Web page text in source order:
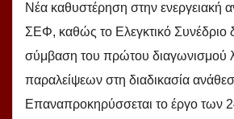
Νέα καθυστέρηση στην ενεργειακή
ΣΕΦ, καθώς το Ελεγκτικό Συνέδριο
σύμβαση του πρώτου διαγωνισμού
παραλείψεων στη διαδικασία
Επαναπροκηρύσσεται το έργο των